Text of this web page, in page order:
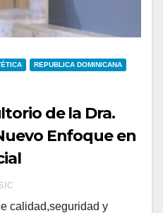
REPUBLICA DOMINICANA
de la Dra.
Enfoque en
calidad,seguridad y